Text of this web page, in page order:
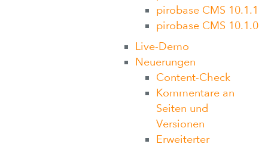
pirobase CMS 10.1.1
pirobase CMS 10.1.0
Live-Demo
Neuerungen
Content-Check
Kommentare an
Seiten und
Versionen
Erweiterter